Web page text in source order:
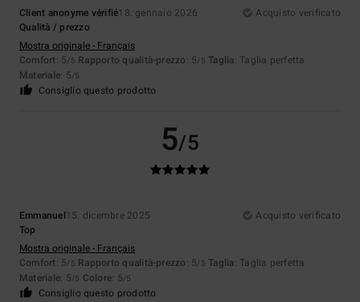
Client anonyme vérifié18. gennaio 2026
Acquisto verificato
Qualità / prezzo
Mostra originale - Français
Comfort: 5/5 Rapporto qualità-prezzo: 5/5 Taglia: Taglia perfetta
Materiale: 5/5
Consiglio questo prodotto
5/5
Emmanuel15. dicembre 2025
Acquisto verificato
Top
Mostra originale - Français
Comfort: 5/5 Rapporto qualità-prezzo: 5/5 Taglia: Taglia perfetta
Materiale: 5/5 Colore: 5/5
Consiglio questo prodotto